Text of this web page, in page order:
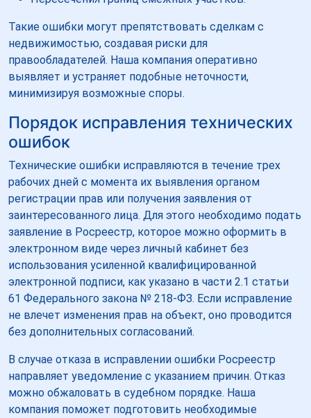
Такие ошибки могут препятствовать сделкам с
недвижимостью, создавая риски для
правообладателей. Наша компания оперативно
выявляет и устраняет подобные неточности,
минимизируя возможные споры.
Порядок исправления технических
ошибок
Технические ошибки исправляются в течение трех
рабочих дней с момента их выявления органом
регистрации прав или получения заявления от
заинтересованного лица. Для этого необходимо подать
заявление в Росреестр, которое можно оформить в
электронном виде через личный кабинет без
использования усиленной квалифицированной
электронной подписи, как указано в части 2.1 статьи
61 Федерального закона № 218-ФЗ. Если исправление
не влечет изменения прав на объект, оно проводится
без дополнительных согласований.
В случае отказа в исправлении ошибки Росреестр
направляет уведомление с указанием причин. Отказ
можно обжаловать в судебном порядке. Наша
компания поможет подготовить необходимые